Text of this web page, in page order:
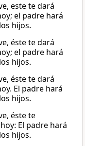
este te dará
el padre hará
hijos.
éste te dará
el padre hará
hijos.
éste te dará
El padre hará
hijos.
éste te
El padre hará
hijos.